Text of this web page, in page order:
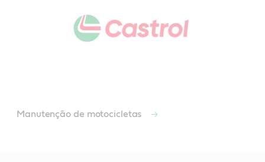
Manutenção de motocicletas